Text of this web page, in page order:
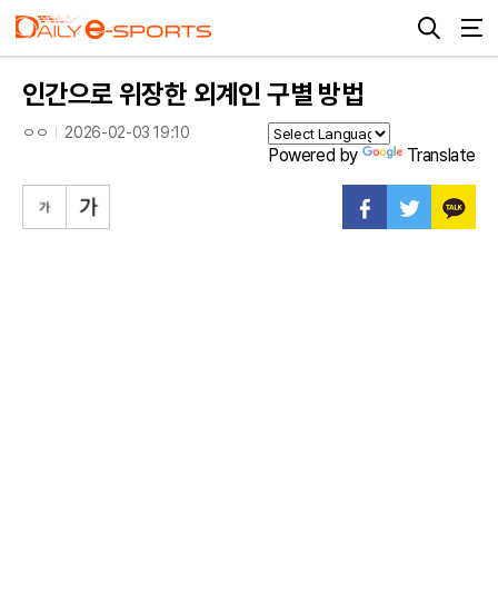
인간으로 위장한 외계인 구별 방법
ㅇㅇ 2026-02-03 19:10
Powered by Translate